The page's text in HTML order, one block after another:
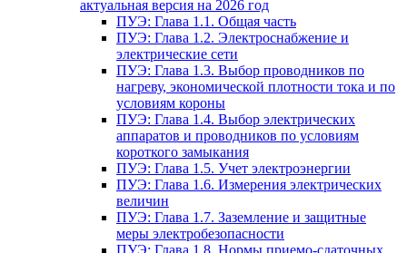
актуальная версия на 2026 год
ПУЭ: Глава 1.1. Общая часть
ПУЭ: Глава 1.2. Электроснабжение и
электрические сети
ПУЭ: Глава 1.3. Выбор проводников по
нагреву, экономической плотности тока и по
условиям короны
ПУЭ: Глава 1.4. Выбор электрических
аппаратов и проводников по условиям
короткого замыкания
ПУЭ: Глава 1.5. Учет электроэнергии
ПУЭ: Глава 1.6. Измерения электрических
величин
ПУЭ: Глава 1.7. Заземление и защитные
меры электробезопасности
ПУЭ: Глава 1.8. Нормы приемо-сдаточных